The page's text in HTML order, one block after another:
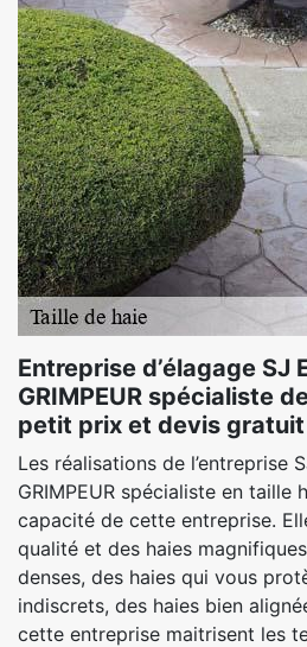
Entreprise d’élagage SJ
GRIMPEUR spécialiste
petit prix et devis gratuit
Les réalisations de l’entreprise
GRIMPEUR spécialiste en taille
capacité de cette entreprise.
qualité et des haies
denses, des haies qui vous
indiscrets, des haies bien
cette entreprise maitrisent les